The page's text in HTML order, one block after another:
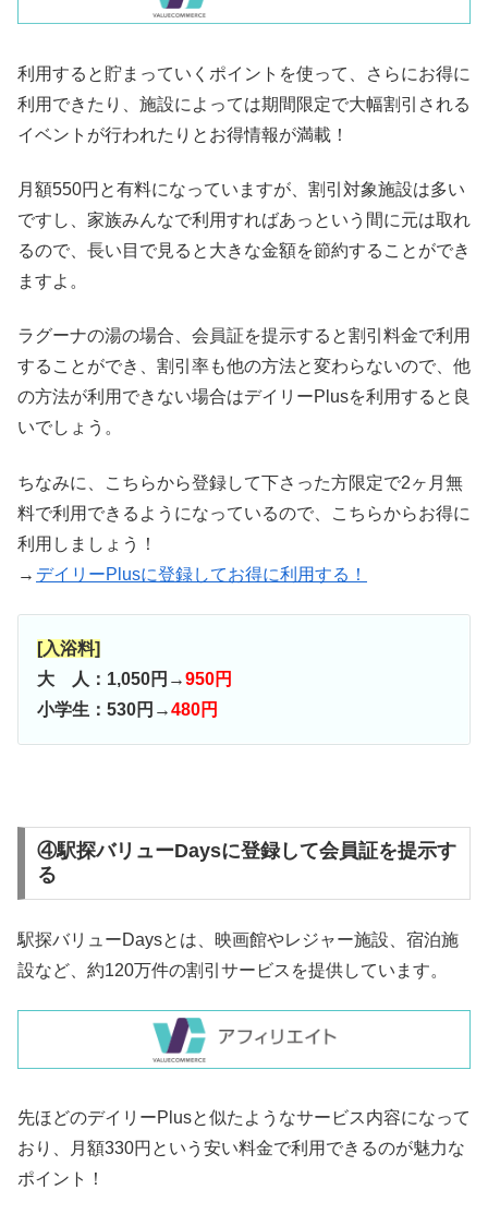
利用すると貯まっていくポイントを使って、さらにお得に
利用できたり、施設によっては期間限定で大幅割引される
イベントが行われたりとお得情報が満載！
月額550円と有料になっていますが、割引対象施設は多い
ですし、家族みんなで利用すればあっという間に元は取れ
るので、長い目で見ると大きな金額を節約することができ
ますよ。
ラグーナの湯の場合、会員証を提示すると割引料金で利用
することができ、割引率も他の方法と変わらないので、他
の方法が利用できない場合はデイリーPlusを利用すると良
いでしょう。
ちなみに、こちらから登録して下さった方限定で2ヶ月無
料で利用できるようになっているので、こちらからお得に
利用しましょう！
→ デイリーPlusに登録してお得に利用する！
[入浴料]
大 人：1,050円→950円
小学生：530円→480円
④駅探バリューDaysに登録して会員証を提示す
る
駅探バリューDaysとは、映画館やレジャー施設、宿泊施
設など、約120万件の割引サービスを提供しています。
先ほどのデイリーPlusと似たようなサービス内容になって
おり、月額330円という安い料金で利用できるのが魅力な
ポイント！